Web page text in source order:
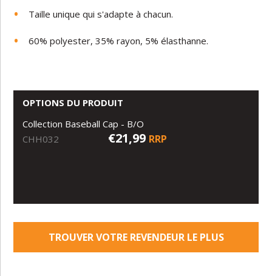
Taille unique qui s'adapte à chacun.
60% polyester, 35% rayon, 5% élasthanne.
OPTIONS DU PRODUIT
Collection Baseball Cap - B/O
CHH032
€21,99 RRP
TROUVER VOTRE REVENDEUR LE PLUS